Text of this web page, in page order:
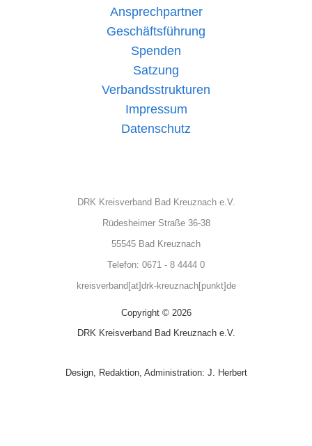
Ansprechpartner
Geschäftsführung
Spenden
Satzung
Verbandsstrukturen
Impressum
Datenschutz
DRK Kreisverband Bad Kreuznach e.V.
Rüdesheimer Straße 36-38
55545 Bad Kreuznach
Telefon: 0671 - 8 4444 0
kreisverband[at]drk-kreuznach[punkt]de
Copyright © 2026
DRK Kreisverband Bad Kreuznach e.V.
Design, Redaktion, Administration: J. Herbert